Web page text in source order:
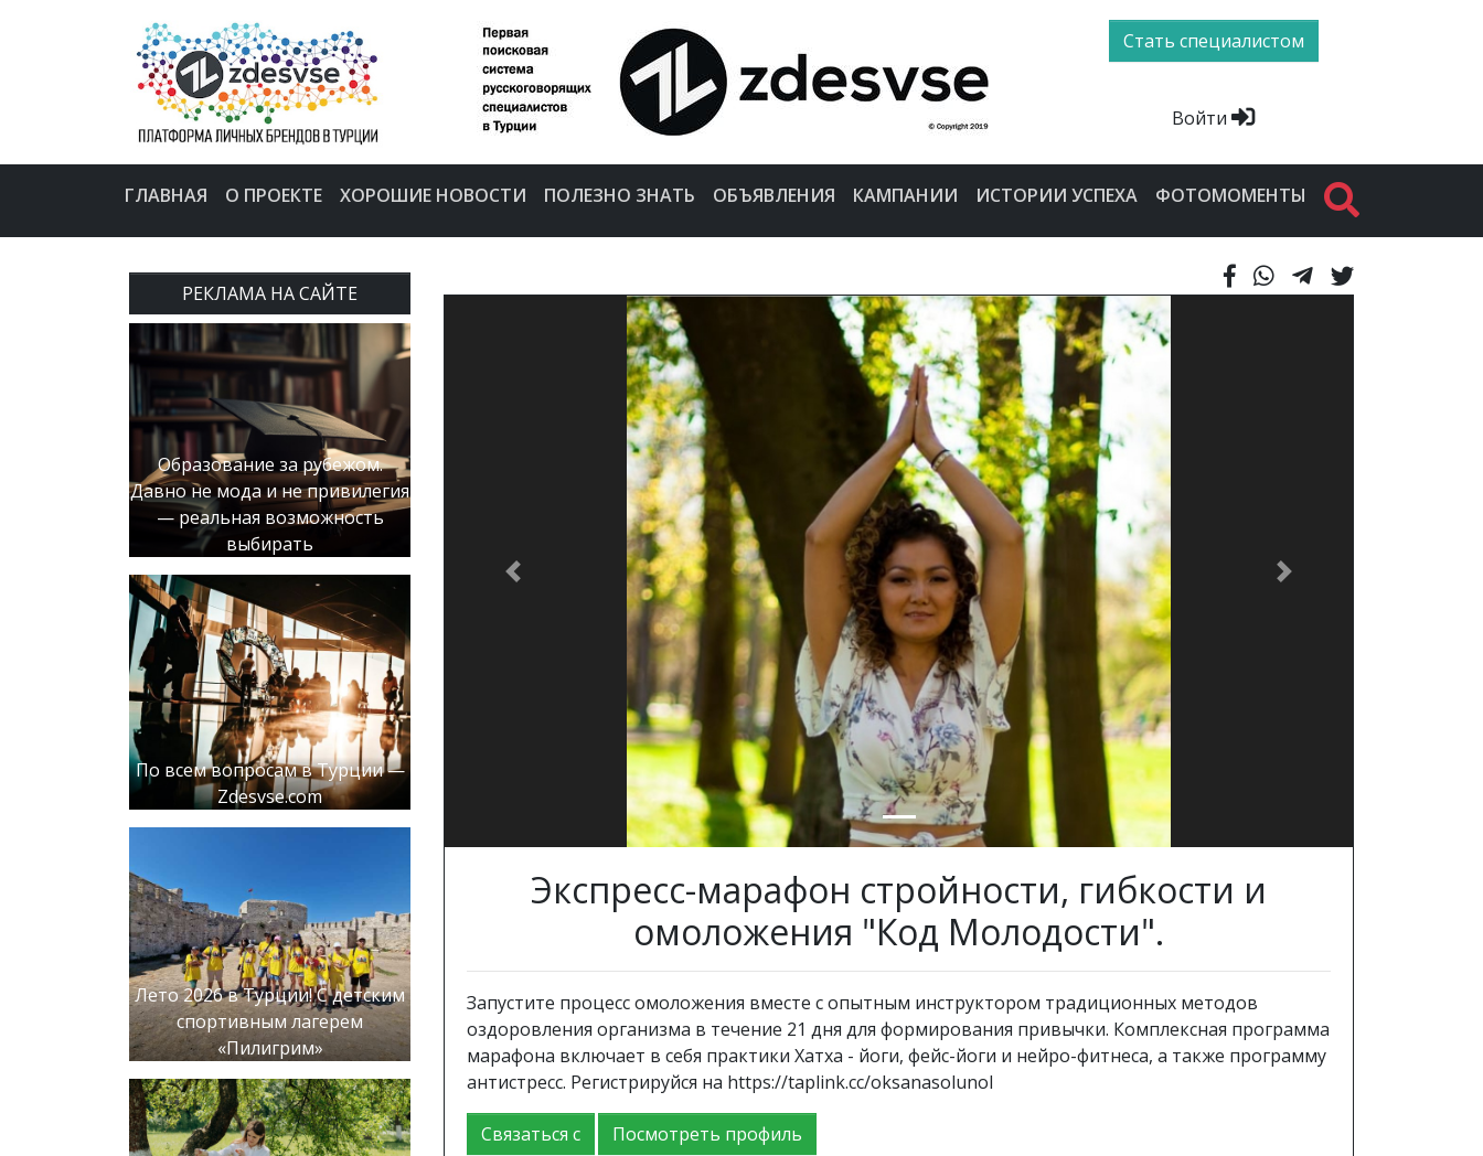
Стать специалистом
Войти
ГЛАВНАЯ О ПРОЕКТЕ ХОРОШИЕ НОВОСТИ ПОЛЕЗНО ЗНАТЬ ОБЪЯВЛЕНИЯ КАМПАНИИ ИСТОРИИ УСПЕХА ФОТОМОМЕНТЫ
РЕКЛАМА НА САЙТЕ
Образование за рубежом.
Давно не мода и не привилегия
— реальная возможность
выбирать
По всем вопросам в Турции —
Zdesvse.com
Лето 2026 в Турции! С детским
спортивным лагерем
«Пилигрим»
Previous Next
Экспресс-марафон стройности, гибкости и
омоложения "Код Молодости".
Запустите процесс омоложения вместе с опытным инструктором традиционных методов
оздоровления организма в течение 21 дня для формирования привычки. Комплексная программа
марафона включает в себя практики Хатха - йоги, фейс-йоги и нейро-фитнеса, а также программу
антистресс. Регистрируйся на https://taplink.cc/oksanasolunol
Связаться с Посмотреть профиль